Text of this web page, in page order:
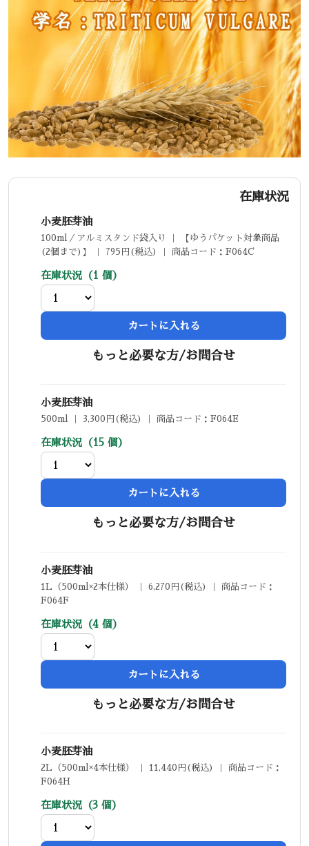
在庫状況
小麦胚芽油
100ml／アルミスタンド袋入り ｜ 【ゆうパケット対象商品
(2個まで)】 ｜ 795円(税込) ｜ 商品コード：F064C
在庫状況（1 個）
カートに入れる
もっと必要な方/お問合せ
小麦胚芽油
500ml ｜ 3,300円(税込) ｜ 商品コード：F064E
在庫状況（15 個）
カートに入れる
もっと必要な方/お問合せ
小麦胚芽油
1L（500ml×2本仕様） ｜ 6,270円(税込) ｜ 商品コード：
F064F
在庫状況（4 個）
カートに入れる
もっと必要な方/お問合せ
小麦胚芽油
2L（500ml×4本仕様） ｜ 11,440円(税込) ｜ 商品コード：
F064H
在庫状況（3 個）